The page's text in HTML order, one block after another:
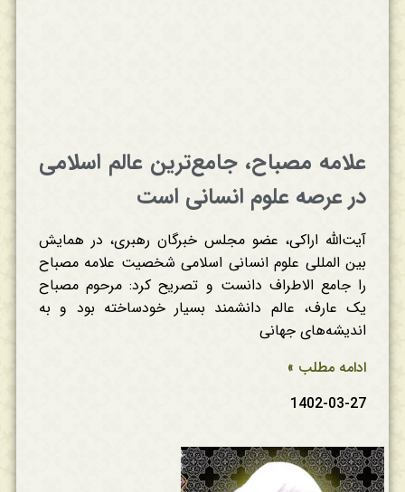
علامه مصباح، جامع‌ترین عالم اسلامی
در عرصه علوم انسانی است
آیت‌الله اراکی، عضو مجلس خبرگان رهبری، در همایش
بین المللی علوم انسانی اسلامی شخصیت علامه مصباح
را جامع الاطراف دانست و تصریح کرد: مرحوم مصباح
یک عارف، عالم دانشمند بسیار خودساخته بود و به
اندیشه‌های جهانی
ادامه مطلب »
1402-03-27